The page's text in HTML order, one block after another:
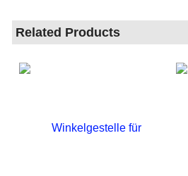
Related Products